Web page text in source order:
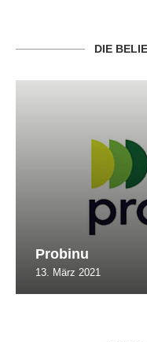
DIE
Probinu
13. März 2021